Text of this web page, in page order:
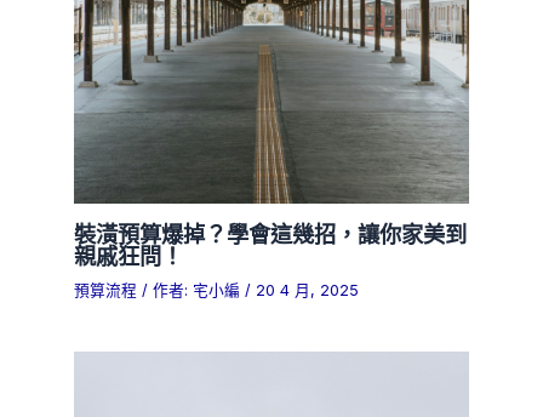
裝潢預算爆掉？學會這幾招，讓你家美到
親戚狂問！
預算流程 / 作者: 宅小編 / 20 4 月, 2025